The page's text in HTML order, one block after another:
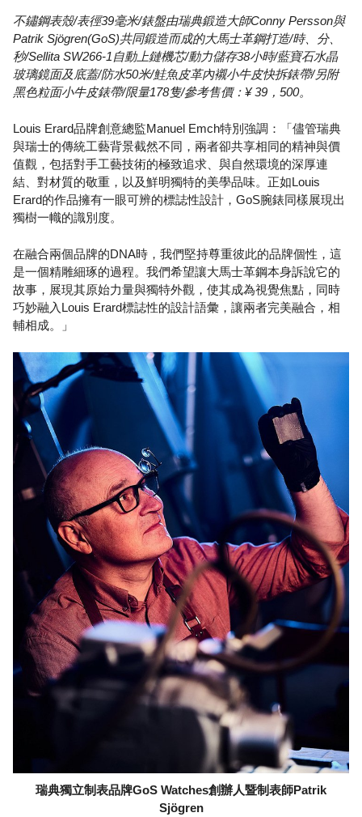
不鏽鋼表殼/表徑39毫米/錶盤由瑞典鍛造大師Conny Persson與
Patrik Sjögren(GoS)共同鍛造而成的大馬士革鋼打造/時、分、
秒/Sellita SW266-1自動上鏈機芯/動力儲存38小時/藍寶石水晶
玻璃鏡面及底蓋/防水50米/鮭魚皮革內襯小牛皮快拆錶帶/另附
黑色粒面小牛皮錶帶/限量178隻/參考售價：¥ 39，500。
Louis Erard品牌創意總監Manuel Emch特別強調：「儘管瑞典
與瑞士的傳統工藝背景截然不同，兩者卻共享相同的精神與價
值觀，包括對手工藝技術的極致追求、與自然環境的深厚連
結、對材質的敬重，以及鮮明獨特的美學品味。正如Louis
Erard的作品擁有一眼可辨的標誌性設計，GoS腕錶同樣展現出
獨樹一幟的識別度。
在融合兩個品牌的DNA時，我們堅持尊重彼此的品牌個性，這
是一個精雕細琢的過程。我們希望讓大馬士革鋼本身訴說它的
故事，展現其原始力量與獨特外觀，使其成為視覺焦點，同時
巧妙融入Louis Erard標誌性的設計語彙，讓兩者完美融合，相
輔相成。」
瑞典獨立制表品牌GoS Watches創辦人暨制表師Patrik
Sjögren